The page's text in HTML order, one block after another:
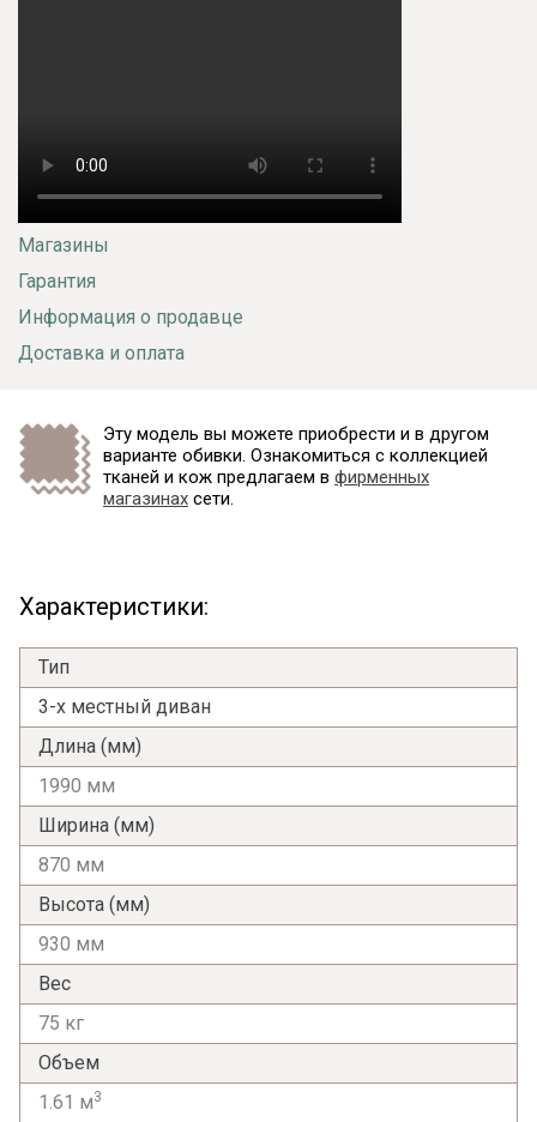
Магазины
Гарантия
Информация о продавце
Доставка и оплата
Эту модель вы можете приобрести и в другом
варианте обивки. Ознакомиться с коллекцией
тканей и кож предлагаем в фирменных
магазинах сети.
Характеристики:
Тип
3-х местный диван
Длина (мм)
1990 мм
Ширина (мм)
870 мм
Высота (мм)
930 мм
Вес
75 кг
Объем
1.61 м3